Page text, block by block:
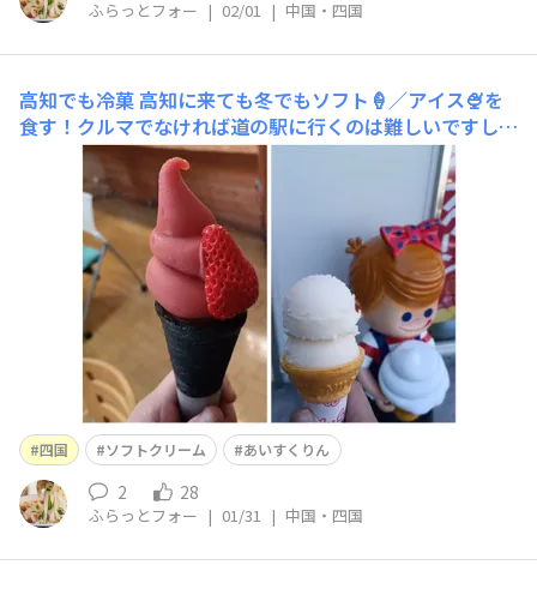
ふらっとフォー | 02/01 | 中国・四国
高知でも冷菓 高知に来ても冬でもソフト🍦／アイス🍨を
食す！クルマでなければ道の駅に行くのは難しいですし
😅上）道の駅633美いちごソフト／下）桂浜あいすくりん
四国 ソフトクリーム あいすくりん
2 28
ふらっとフォー | 01/31 | 中国・四国